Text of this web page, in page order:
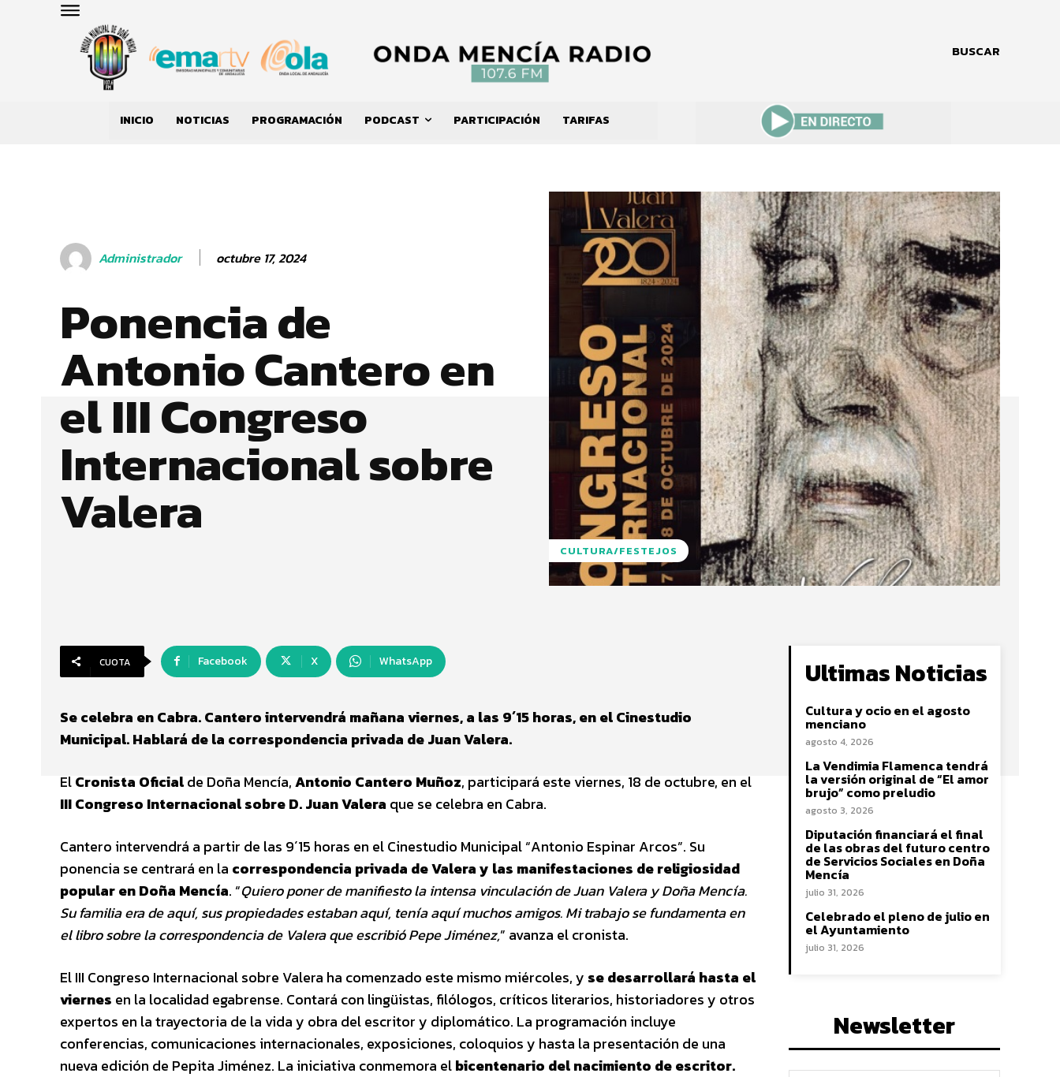
BUSCAR
INICIO NOTICIAS PROGRAMACIÓN PODCAST PARTICIPACIÓN TARIFAS
Administrador octubre 17, 2024
Ponencia de
Antonio Cantero en
el III Congreso
Internacional sobre
Valera
CULTURA/FESTEJOS
CUOTA Facebook X WhatsApp
Se celebra en Cabra. Cantero intervendrá mañana viernes, a las 9´15 horas, en el Cinestudio
Municipal. Hablará de la correspondencia privada de Juan Valera.
ElCronista Oficialde Doña Mencía,Antonio Cantero Muñoz, participará este viernes, 18 de octubre, en el
III Congreso Internacional sobre D. Juan Valera que se celebra en Cabra.
Cantero intervendrá a partir de las 9´15 horas en el Cinestudio Municipal “Antonio Espinar Arcos”. Su
ponencia se centrará en la correspondencia privada de Valera y las manifestaciones de religiosidad
popular en Doña Mencía. “Quiero poner de manifiesto la intensa vinculación de Juan Valera y Doña Mencía.
Su familia era de aquí, sus propiedades estaban aquí, tenía aquí muchos amigos. Mi trabajo se fundamenta en
el libro sobre la correspondencia de Valera que escribió Pepe Jiménez,” avanza el cronista.
El III Congreso Internacional sobre Valera ha comenzado este mismo miércoles, y se desarrollará hasta el
viernes en la localidad egabrense. Contará con lingüistas, filólogos, críticos literarios, historiadores y otros
expertos en la trayectoria de la vida y obra del escritor y diplomático. La programación incluye
conferencias, comunicaciones internacionales, exposiciones, coloquios y hasta la presentación de una
nueva edición de Pepita Jiménez. La iniciativa conmemora elbicentenario del nacimiento de escritor.
Ultimas Noticias
Cultura y ocio en el agosto
menciano
agosto 4, 2026
La Vendimia Flamenca tendrá
la versión original de “El amor
brujo” como preludio
agosto 3, 2026
Diputación financiará el final
de las obras del futuro centro
de Servicios Sociales en Doña
Mencía
julio 31, 2026
Celebrado el pleno de julio en
el Ayuntamiento
julio 31, 2026
Newsletter